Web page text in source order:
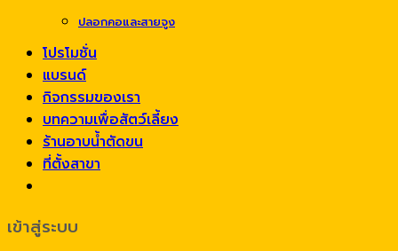
ปลอกคอและสายจูง
โปรโมชั่น
แบรนด์
กิจกรรมของเรา
บทความเพื่อสัตว์เลี้ยง
ร้านอาบน้ำตัดขน
ที่ตั้งสาขา
เข้าสู่ระบบ